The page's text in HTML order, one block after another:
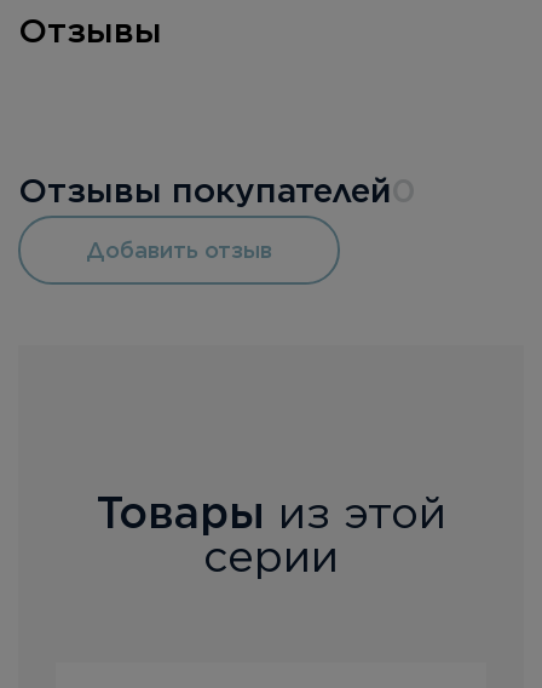
Отзывы
Отзывы покупателей
Добавить отзыв
Товары из этой
серии